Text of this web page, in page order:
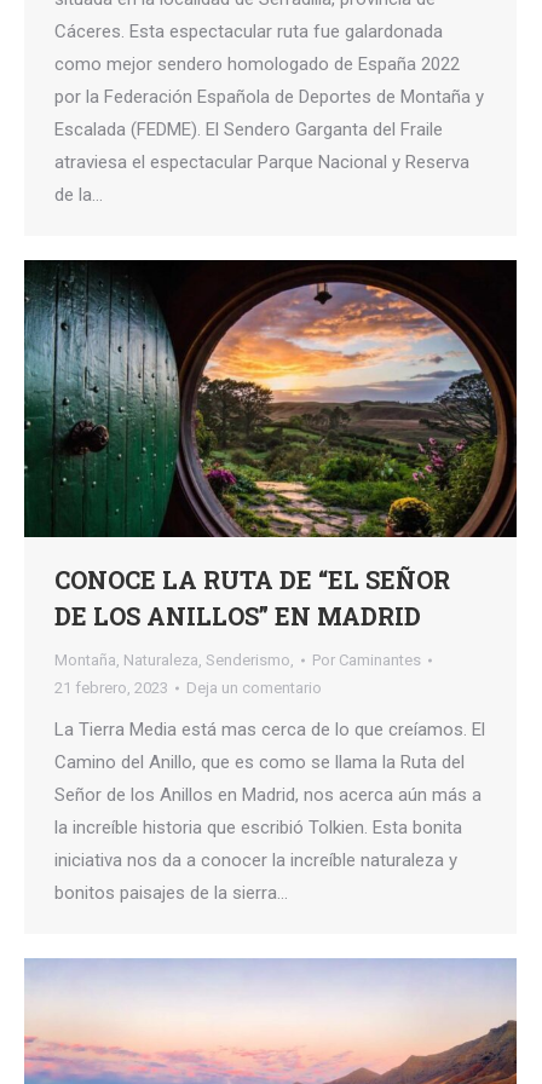
Cáceres. Esta espectacular ruta fue galardonada
como mejor sendero homologado de España 2022
por la Federación Española de Deportes de Montaña y
Escalada (FEDME). El Sendero Garganta del Fraile
atraviesa el espectacular Parque Nacional y Reserva
de la…
CONOCE LA RUTA DE “EL SEÑOR
DE LOS ANILLOS” EN MADRID
Montaña, Naturaleza, Senderismo, Por Caminantes
21 febrero, 2023
Deja un comentario
La Tierra Media está mas cerca de lo que creíamos. El
Camino del Anillo, que es como se llama la Ruta del
Señor de los Anillos en Madrid, nos acerca aún más a
la increíble historia que escribió Tolkien. Esta bonita
iniciativa nos da a conocer la increíble naturaleza y
bonitos paisajes de la sierra…